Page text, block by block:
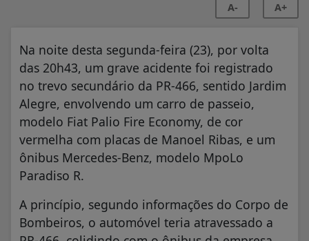
A- A+
Na noite desta segunda-feira (23), por volta
das 20h43, um grave acidente foi registrado
no trevo secundário da PR-466, sentido Jardim
Alegre, envolvendo um carro de passeio,
modelo Fiat Palio Fire Economy, de cor
vermelha com placas de Manoel Ribas, e um
ônibus Mercedes-Benz, modelo MpoLo
Paradiso R.
A princípio, segundo informações do Corpo de
Bombeiros, o automóvel teria atravessado a